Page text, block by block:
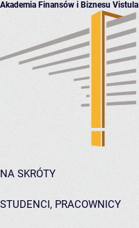
Akademia Finansów i Biznesu Vistula
NA SKRÓTY
STUDENCI, PRACOWNICY